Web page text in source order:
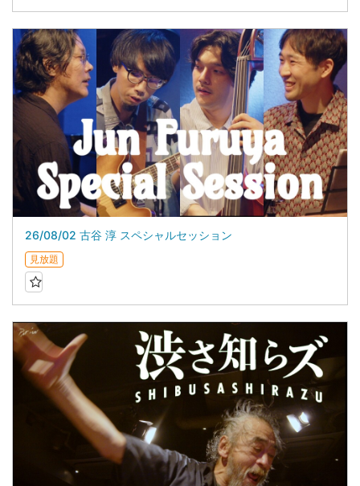
26/08/02 古谷 淳 スペシャルセッション
見放題